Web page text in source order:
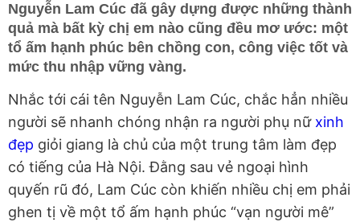
Nguyễn Lam Cúc đã gây dựng được những thành
quả mà bất kỳ chị em nào cũng đều mơ ước: một
tổ ấm hạnh phúc bên chồng con, công việc tốt và
mức thu nhập vững vàng.
Nhắc tới cái tên Nguyễn Lam Cúc, chắc hẳn nhiều
người sẽ nhanh chóng nhận ra người phụ nữ xinh
đẹp giỏi giang là chủ của một trung tâm làm đẹp
có tiếng của Hà Nội. Đằng sau vẻ ngoại hình
quyến rũ đó, Lam Cúc còn khiến nhiều chị em phải
ghen tị về một tổ ấm hạnh phúc “vạn người mê”